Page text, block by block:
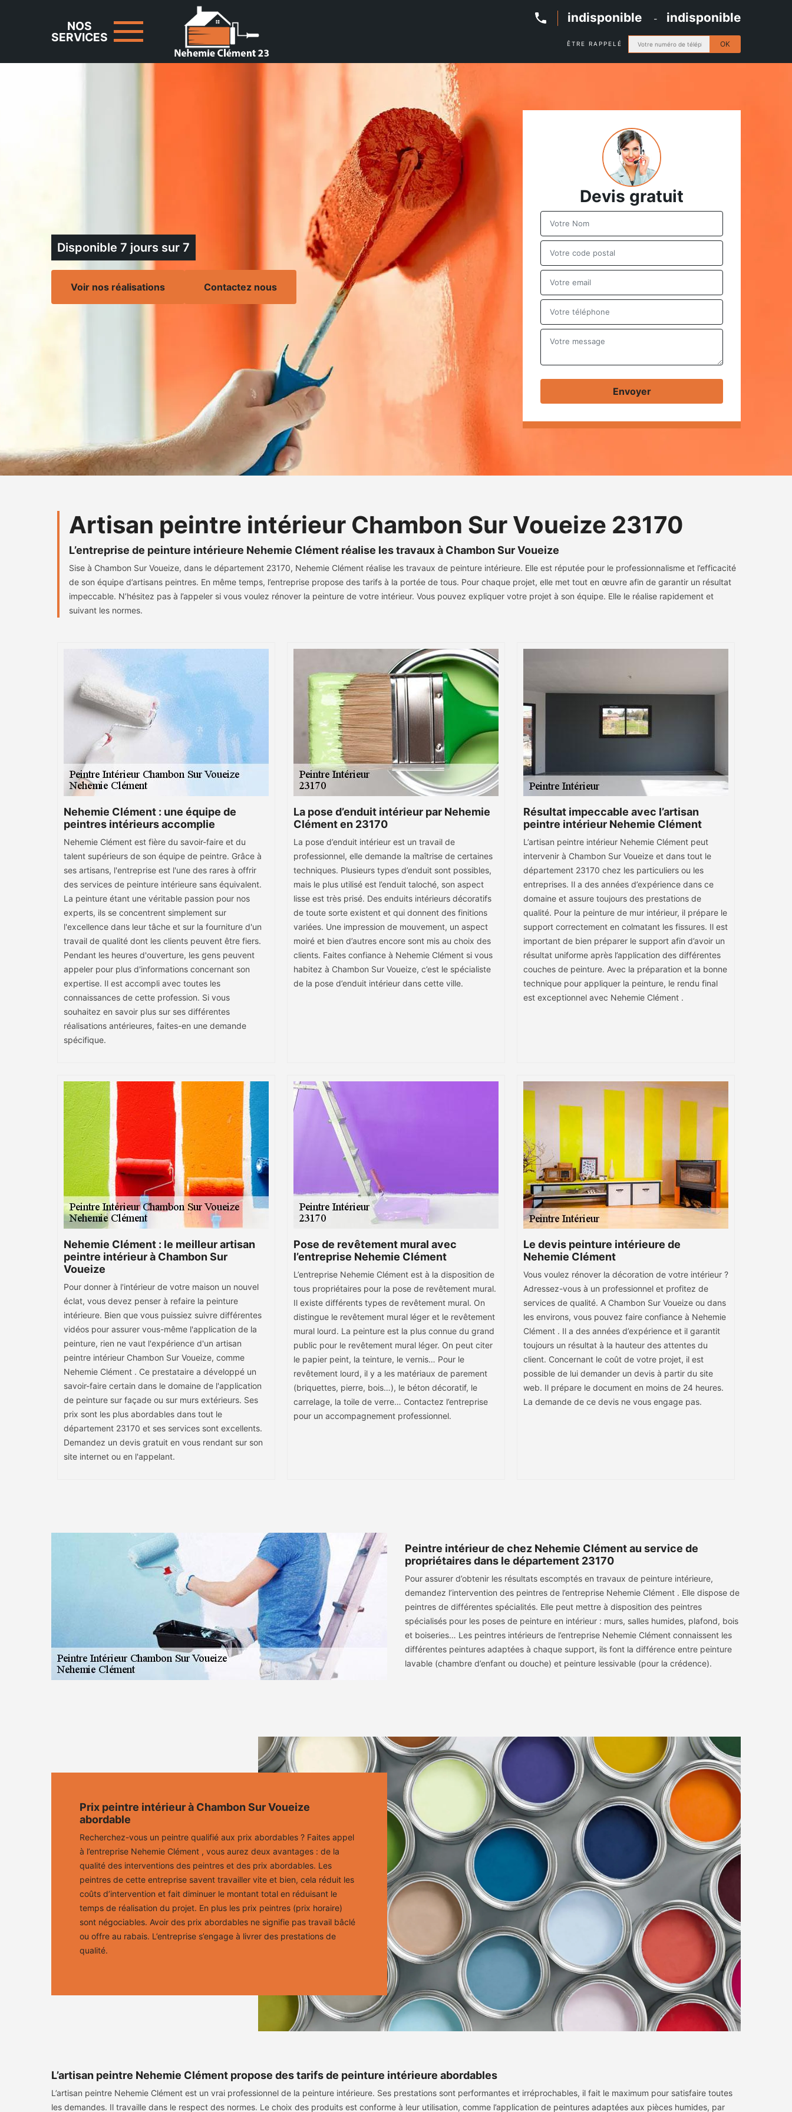
NOS
SERVICES
indisponible - indisponible
ÊTRE RAPPELÉ
Disponible 7 jours sur 7
Voir nos réalisations Contactez nous
Devis gratuit
Artisan peintre intérieur Chambon Sur Voueize 23170
L’entreprise de peinture intérieure Nehemie Clément réalise les travaux à Chambon Sur Voueize
Sise à Chambon Sur Voueize, dans le département 23170, Nehemie Clément réalise les travaux de peinture intérieure. Elle est réputée pour le professionnalisme et l’efficacité
de son équipe d’artisans peintres. En même temps, l’entreprise propose des tarifs à la portée de tous. Pour chaque projet, elle met tout en œuvre afin de garantir un résultat
impeccable. N’hésitez pas à l’appeler si vous voulez rénover la peinture de votre intérieur. Vous pouvez expliquer votre projet à son équipe. Elle le réalise rapidement et
suivant les normes.
Nehemie Clément : une équipe de
peintres intérieurs accomplie
Nehemie Clément est fière du savoir-faire et du
talent supérieurs de son équipe de peintre. Grâce à
ses artisans, l'entreprise est l'une des rares à offrir
des services de peinture intérieure sans équivalent.
La peinture étant une véritable passion pour nos
experts, ils se concentrent simplement sur
l'excellence dans leur tâche et sur la fourniture d'un
travail de qualité dont les clients peuvent être fiers.
Pendant les heures d'ouverture, les gens peuvent
appeler pour plus d'informations concernant son
expertise. Il est accompli avec toutes les
connaissances de cette profession. Si vous
souhaitez en savoir plus sur ses différentes
réalisations antérieures, faites-en une demande
spécifique.
La pose d’enduit intérieur par Nehemie
Clément en 23170
La pose d’enduit intérieur est un travail de
professionnel, elle demande la maîtrise de certaines
techniques. Plusieurs types d’enduit sont possibles,
mais le plus utilisé est l’enduit taloché, son aspect
lisse est très prisé. Des enduits intérieurs décoratifs
de toute sorte existent et qui donnent des finitions
variées. Une impression de mouvement, un aspect
moiré et bien d’autres encore sont mis au choix des
clients. Faites confiance à Nehemie Clément si vous
habitez à Chambon Sur Voueize, c’est le spécialiste
de la pose d’enduit intérieur dans cette ville.
Résultat impeccable avec l’artisan
peintre intérieur Nehemie Clément
L’artisan peintre intérieur Nehemie Clément peut
intervenir à Chambon Sur Voueize et dans tout le
département 23170 chez les particuliers ou les
entreprises. Il a des années d’expérience dans ce
domaine et assure toujours des prestations de
qualité. Pour la peinture de mur intérieur, il prépare le
support correctement en colmatant les fissures. Il est
important de bien préparer le support afin d’avoir un
résultat uniforme après l’application des différentes
couches de peinture. Avec la préparation et la bonne
technique pour appliquer la peinture, le rendu final
est exceptionnel avec Nehemie Clément .
Nehemie Clément : le meilleur artisan
peintre intérieur à Chambon Sur
Voueize
Pour donner à l'intérieur de votre maison un nouvel
éclat, vous devez penser à refaire la peinture
intérieure. Bien que vous puissiez suivre différentes
vidéos pour assurer vous-même l'application de la
peinture, rien ne vaut l'expérience d'un artisan
peintre intérieur Chambon Sur Voueize, comme
Nehemie Clément . Ce prestataire a développé un
savoir-faire certain dans le domaine de l'application
de peinture sur façade ou sur murs extérieurs. Ses
prix sont les plus abordables dans tout le
département 23170 et ses services sont excellents.
Demandez un devis gratuit en vous rendant sur son
site internet ou en l'appelant.
Pose de revêtement mural avec
l’entreprise Nehemie Clément
L’entreprise Nehemie Clément est à la disposition de
tous propriétaires pour la pose de revêtement mural.
Il existe différents types de revêtement mural. On
distingue le revêtement mural léger et le revêtement
mural lourd. La peinture est la plus connue du grand
public pour le revêtement mural léger. On peut citer
le papier peint, la teinture, le vernis… Pour le
revêtement lourd, il y a les matériaux de parement
(briquettes, pierre, bois…), le béton décoratif, le
carrelage, la toile de verre… Contactez l’entreprise
pour un accompagnement professionnel.
Le devis peinture intérieure de
Nehemie Clément
Vous voulez rénover la décoration de votre intérieur ?
Adressez-vous à un professionnel et profitez de
services de qualité. A Chambon Sur Voueize ou dans
les environs, vous pouvez faire confiance à Nehemie
Clément . Il a des années d’expérience et il garantit
toujours un résultat à la hauteur des attentes du
client. Concernant le coût de votre projet, il est
possible de lui demander un devis à partir du site
web. Il prépare le document en moins de 24 heures.
La demande de ce devis ne vous engage pas.
Peintre intérieur de chez Nehemie Clément au service de
propriétaires dans le département 23170
Pour assurer d’obtenir les résultats escomptés en travaux de peinture intérieure,
demandez l’intervention des peintres de l’entreprise Nehemie Clément . Elle dispose de
peintres de différentes spécialités. Elle peut mettre à disposition des peintres
spécialisés pour les poses de peinture en intérieur : murs, salles humides, plafond, bois
et boiseries… Les peintres intérieurs de l’entreprise Nehemie Clément connaissent les
différentes peintures adaptées à chaque support, ils font la différence entre peinture
lavable (chambre d’enfant ou douche) et peinture lessivable (pour la crédence).
Prix peintre intérieur à Chambon Sur Voueize
abordable
Recherchez-vous un peintre qualifié aux prix abordables ? Faites appel
à l’entreprise Nehemie Clément , vous aurez deux avantages : de la
qualité des interventions des peintres et des prix abordables. Les
peintres de cette entreprise savent travailler vite et bien, cela réduit les
coûts d’intervention et fait diminuer le montant total en réduisant le
temps de réalisation du projet. En plus les prix peintres (prix horaire)
sont négociables. Avoir des prix abordables ne signifie pas travail bâclé
ou offre au rabais. L’entreprise s’engage à livrer des prestations de
qualité.
L’artisan peintre Nehemie Clément propose des tarifs de peinture intérieure abordables
L’artisan peintre Nehemie Clément est un vrai professionnel de la peinture intérieure. Ses prestations sont performantes et irréprochables, il fait le maximum pour satisfaire toutes
les demandes. Il travaille dans le respect des normes. Le choix des produits est conforme à leur utilisation, comme l’application de peintures adaptées aux pièces humides, par